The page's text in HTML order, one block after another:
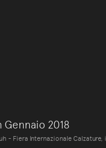
Gennaio 2018
- Fiera Internazionale Calzature,